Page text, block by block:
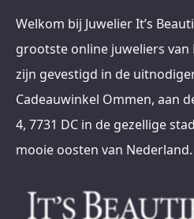
Welkom bij Juwelier It’s
grootste online juweliers van
zijn gevestigd in de
Cadeauwinkel Ommen, aan
4, 7731 DC in de gezellige
mooie oosten van Nederland.